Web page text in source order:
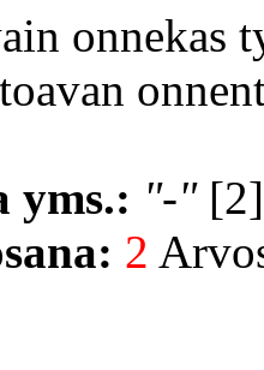
onnekas
yms.: "-"
2